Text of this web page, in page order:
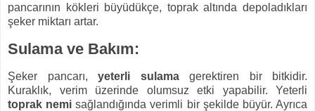
pancarının kökleri büyüdükçe, toprak altında depoladıkları
şeker miktarı artar.
Sulama ve Bakım:
Şeker pancarı, yeterli sulamagerektiren bir bitkidir.
Kuraklık, verim üzerinde olumsuz etki yapabilir. Yeterli
toprak nemi sağlandığında verimli bir şekilde büyür. Ayrıca